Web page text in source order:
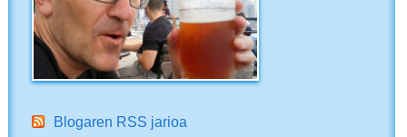
Blogaren RSS jarioa